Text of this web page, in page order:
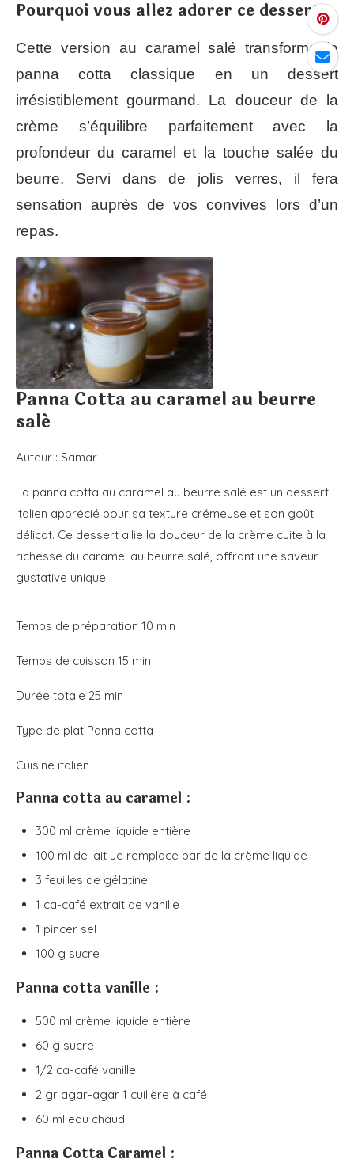
Pourquoi vous allez adorer ce dessert :
Cette version au caramel salé transforme la
panna cotta classique en un dessert
irrésistiblement gourmand. La douceur de la
crème s’équilibre parfaitement avec la
profondeur du caramel et la touche salée du
beurre. Servi dans de jolis verres, il fera
sensation auprès de vos convives lors d’un
repas.
Panna Cotta au caramel au beurre
salé
Auteur : Samar
La panna cotta au caramel au beurre salé est un dessert
italien apprécié pour sa texture crémeuse et son goût
délicat. Ce dessert allie la douceur de la crème cuite à la
richesse du caramel au beurre salé, offrant une saveur
gustative unique.
Temps de préparation 10 min
Temps de cuisson 15 min
Durée totale 25 min
Type de plat Panna cotta
Cuisine italien
Panna cotta au caramel :
300 ml crème liquide entière
100 ml de lait Je remplace par de la crème liquide
3 feuilles de gélatine
1 ca-café extrait de vanille
1 pincer sel
100 g sucre
Panna cotta vanille :
500 ml crème liquide entière
60 g sucre
1/2 ca-café vanille
2 gr agar-agar 1 cuillère à café
60 ml eau chaud
Panna Cotta Caramel :